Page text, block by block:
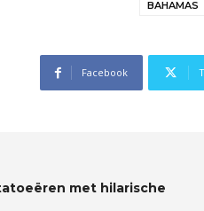
BAHAMAS
Facebook
met hilarische